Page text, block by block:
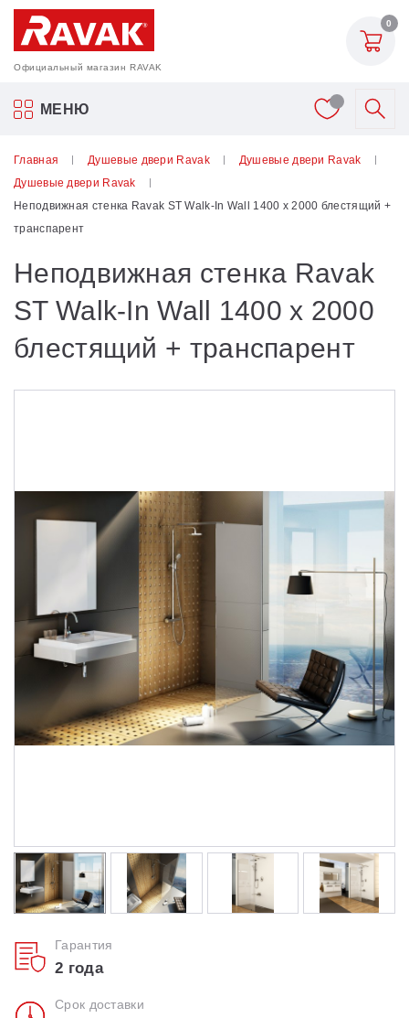
Официальный магазин RAVAK
0
МЕНЮ
Акриловые ванны Ravak
Шторки для ванн
Аксессуары
Унитазы и биде
Душевые двери
Поддоны для душа
Сиденья OVO для душевых уголков
Полотенцесушители
Гидромассаж для ванны
Душевые каналы
Умывальники
Главная Душевые двери Ravak
Душевые двери Ravak
Душевые двери Ravak
Неподвижная стенка Ravak ST Walk-In Wall 1400 x 2000 блестящий +
транспарент
Неподвижная стенка Ravak
ST Walk-In Wall 1400 x 2000
блестящий + транспарент
Гарантия
2 года
Срок доставки